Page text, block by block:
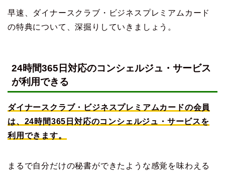
早速、ダイナースクラブ・ビジネスプレミアムカード
の特典について、深掘りしていきましょう。
24時間365日対応のコンシェルジュ・サービス
が利用できる
ダイナースクラブ・ビジネスプレミアムカードの会員
は、24時間365日対応のコンシェルジュ・サービスを
利用できます。
まるで自分だけの秘書ができたような感覚を味わえる